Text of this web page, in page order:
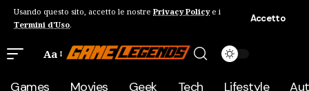
Usando questo sito, accetto le nostre Privacy Policye i
Termini d'Uso.
Accetto
Aa
Games Movies Geek Tech Lifestyle